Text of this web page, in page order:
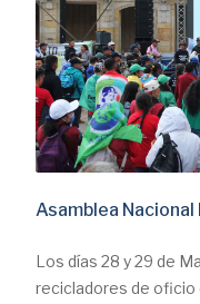
Asamblea
Los días 28 y 29 de
recicladores de oficio